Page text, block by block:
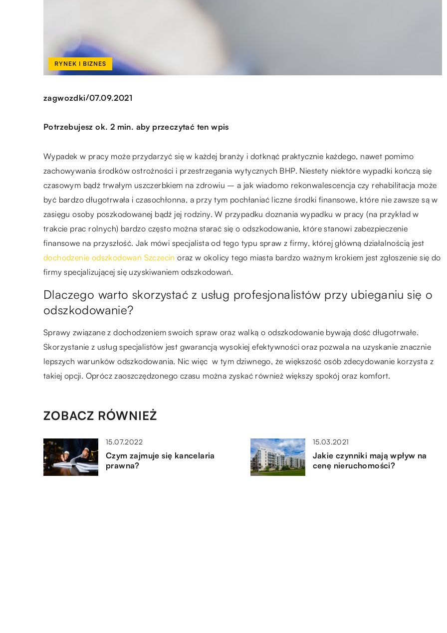
RYNEK I BIZNES
zagwozdki/07.09.2021
Potrzebujesz ok. 2 min. aby przeczytać ten wpis
Wypadek w pracy może przydarzyć się w każdej branży i dotknąć praktycznie każdego, nawet pomimo
zachowywania środków ostrożności i przestrzegania wytycznych BHP. Niestety niektóre wypadki kończą się
czasowym bądź trwałym uszczerbkiem na zdrowiu – a jak wiadomo rekonwalescencja czy rehabilitacja może
być bardzo długotrwała i czasochłonna, a przy tym pochłaniać liczne środki finansowe, które nie zawsze są w
zasięgu osoby poszkodowanej bądź jej rodziny. W przypadku doznania wypadku w pracy (na przykład w
trakcie prac rolnych) bardzo często można starać się o odszkodowanie, które stanowi zabezpieczenie
finansowe na przyszłość. Jak mówi specjalista od tego typu spraw z firmy, której główną działalnością jest
dochodzenie odszkodowań Szczecin oraz w okolicy tego miasta bardzo ważnym krokiem jest zgłoszenie się do
firmy specjalizującej się uzyskiwaniem odszkodowań.
Dlaczego warto skorzystać z usług profesjonalistów przy ubieganiu się o
odszkodowanie?
Sprawy związane z dochodzeniem swoich spraw oraz walką o odszkodowanie bywają dość długotrwałe.
Skorzystanie z usług specjalistów jest gwarancją wysokiej efektywności oraz pozwala na uzyskanie znacznie
lepszych warunków odszkodowania. Nic więc w tym dziwnego, że większość osób zdecydowanie korzysta z
takiej opcji. Oprócz zaoszczędzonego czasu można zyskać również większy spokój oraz komfort.
ZOBACZ RÓWNIEŻ
15.07.2022
Czym zajmuje się kancelaria
prawna?
15.03.2021
Jakie czynniki mają wpływ na
cenę nieruchomości?